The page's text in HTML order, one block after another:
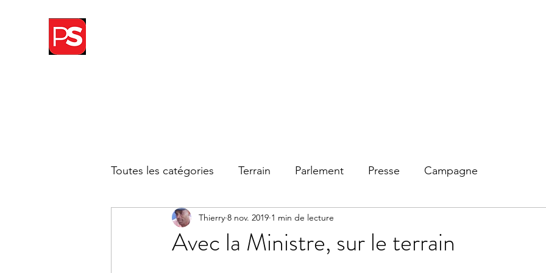
Toutes les catégories Terrain Parlement Presse Campagne
Avec la Ministre, sur le terrain
Thierry 8 nov. 2019 1 min de lecture